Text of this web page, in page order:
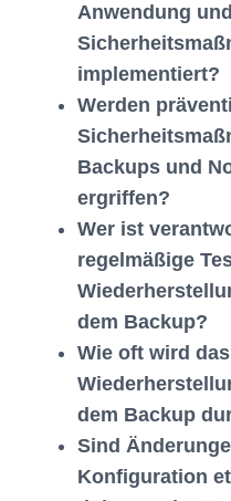
Anwendung
implementiert?
Werden
Backups und
ergriffen?
Wer ist
regelmäßige
dem Backup?
Wie oft wird
dem Backup
Sind
Konfiguration